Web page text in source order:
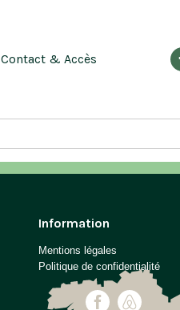
Contact & Accès
Information
Mentions légales
Politique de confidentialité